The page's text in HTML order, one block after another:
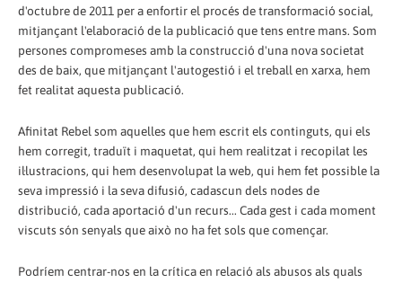
d'octubre de 2011 per a enfortir el procés de transformació social,
mitjançant l'elaboració de la publicació que tens entre mans. Som
persones compromeses amb la construcció d'una nova societat
des de baix, que mitjançant l'autogestió i el treball en xarxa, hem
fet realitat aquesta publicació.
Afinitat Rebel som aquelles que hem escrit els continguts, qui els
hem corregit, traduït i maquetat, qui hem realitzat i recopilat les
il·lustracions, qui hem desenvolupat la web, qui hem fet possible la
seva impressió i la seva difusió, cadascun dels nodes de
distribució, cada aportació d'un recurs... Cada gest i cada moment
viscuts són senyals que això no ha fet sols que començar.
Podríem centrar-nos en la crítica en relació als abusos als quals